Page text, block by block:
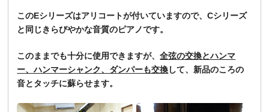
このEシリーズはアリコートが付いていますので、Cシリーズ
と同じきらびやかな音質のピアノです。
このままでも十分に使用できますが、全弦の交換とハンマ
ー、ハンマーシャンク、ダンパーも交換して、新品のころの
音とタッチに蘇らせます。